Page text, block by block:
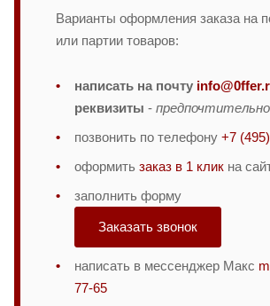
Варианты оформления заказа на
или партии товаров:
написать на почту
реквизиты - предпочтительно
позвонить по телефону +7
оформить заказ в 1 клик на
заполнить форму
Заказать звонок
написать в мессенджер Макс
77-65